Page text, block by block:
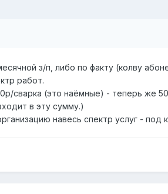
з/п, либо по факту (колву
работ.
сварка (это наёмные) - теперь же
в эту сумму.)
навесь спектр услуг - под